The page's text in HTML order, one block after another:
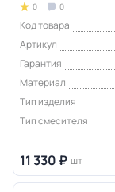
0 0
Код товара
Артикул
Гарантия
Материал
Тип изделия
Тип смесителя
11 330 ₽ шт